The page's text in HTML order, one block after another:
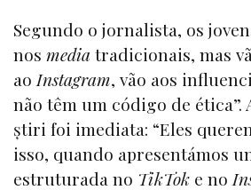
Segundo o jornalista, os
nos media tradicionais, mas
ao Instagram, vão aos
não têm um código de ética”.
știri foi imediata: “Eles
isso, quando apresentámos
estruturada no TikTok e no